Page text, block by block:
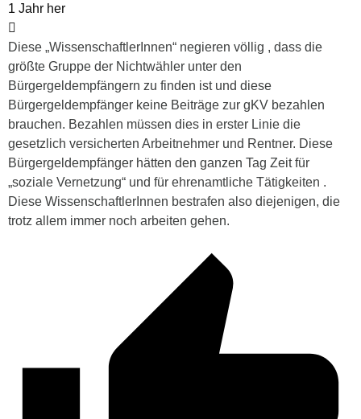
1 Jahr her
Diese „WissenschaftlerInnen“ negieren völlig , dass die
größte Gruppe der Nichtwähler unter den
Bürgergeldempfängern zu finden ist und diese
Bürgergeldempfänger keine Beiträge zur gKV bezahlen
brauchen. Bezahlen müssen dies in erster Linie die
gesetzlich versicherten Arbeitnehmer und Rentner. Diese
Bürgergeldempfänger hätten den ganzen Tag Zeit für
„soziale Vernetzung“ und für ehrenamtliche Tätigkeiten .
Diese WissenschaftlerInnen bestrafen also diejenigen, die
trotz allem immer noch arbeiten gehen.